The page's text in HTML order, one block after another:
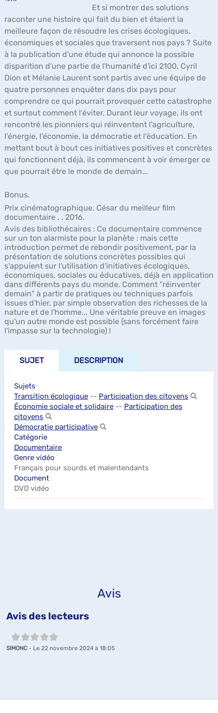
Et si montrer des solutions
raconter une histoire qui fait du bien et étaient la
meilleure façon de résoudre les crises écologiques,
économiques et sociales que traversent nos pays ? Suite
à la publication d'une étude qui annonce la possible
disparition d'une partie de l'humanité d'ici 2100, Cyril
Dion et Mélanie Laurent sont partis avec une équipe de
quatre personnes enquêter dans dix pays pour
comprendre ce qui pourrait provoquer cette catastrophe
et surtout comment l'éviter. Durant leur voyage, ils ont
rencontré les pionniers qui réinventent l'agriculture,
l'énergie, l'économie, la démocratie et l'éducation. En
mettant bout à bout ces initiatives positives et concrètes
qui fonctionnent déjà, ils commencent à voir émerger ce
que pourrait être le monde de demain...
Bonus.
Prix cinématographique. César du meilleur film
documentaire . . 2016.
Avis des bibliothécaires : Ce documentaire commence
sur un ton alarmiste pour la planète : mais cette
introduction permet de rebondir positivement, par la
présentation de solutions concrètes possibles qui
s'appuient sur l'utilisation d'initiatives écologiques,
économiques, sociales ou éducatives, déjà en application
dans différents pays du monde. Comment "réinventer
demain" à partir de pratiques ou techniques parfois
issues d'hier, par simple observation des richesses de la
nature et de l'homme... Une véritable preuve en images
qu'un autre monde est possible (sans forcément faire
l'impasse sur la technologie) !
SUJET DESCRIPTION
Sujets
Transition écologique -- Participation des citoyens
Économie sociale et solidaire -- Participation des
citoyens
Démocratie participative
Catégorie
Documentaire
Genre vidéo
Français pour sourds et malentendants
Document
DVD vidéo
Avis
Avis des lecteurs
5/5
SIMONC - Le 22 novembre 2024 à 18:05